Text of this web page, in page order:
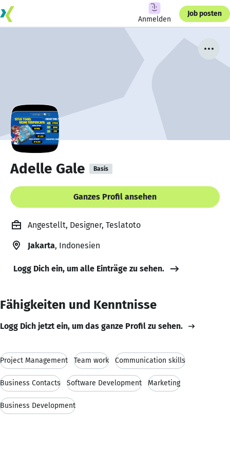
Anmelden
Job posten
Adelle Gale Basis
Ganzes Profil ansehen
Angestellt, Designer, Teslatoto
Jakarta, Indonesien
Logg Dich ein, um alle Einträge zu sehen.
Fähigkeiten und Kenntnisse
Logg Dich jetzt ein, um das ganze Profil zu sehen.
Project Management Team work Communication skills
Business Contacts Software Development Marketing
Business Development